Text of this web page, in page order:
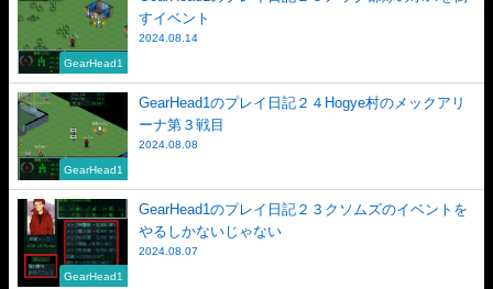
GearHead1
すイベント
2024.08.14
GearHead1
GearHead1のプレイ日記２４Hogye村のメックアリ
ーナ第３戦目
2024.08.08
GearHead1
GearHead1のプレイ日記２３クソムズのイベントを
やるしかないじゃない
2024.08.07